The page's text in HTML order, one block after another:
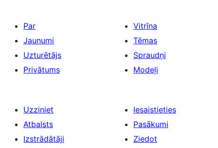
Par
Jaunumi
Uzturētājs
Privātums
Vitrīna
Tēmas
Spraudņi
Modeļi
Uzziniet
Atbalsts
Izstrādātāji
Iesaistieties
Pasākumi
Ziedot